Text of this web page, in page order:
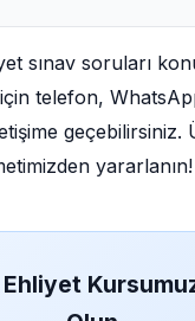
sınav soruları
telefon,
geçebilirsiniz.
yararlanın!